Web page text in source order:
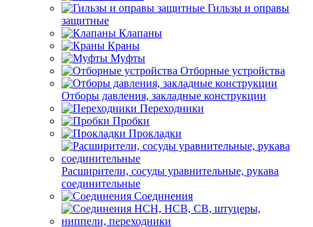
Гильзы и оправы
защитные
Клапаны
Краны
Муфты
Отборные устройства
Отборы давления, закладные конструкции
Переходники
Пробки
Прокладки
Расширители, сосуды уравнительные, рукава
соединительные
Соединения